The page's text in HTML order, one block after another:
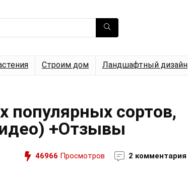
Строим дом Ландшафтный дизайн
популярных сортов,
+Отзывы
46966 Просмотров 2 комментария